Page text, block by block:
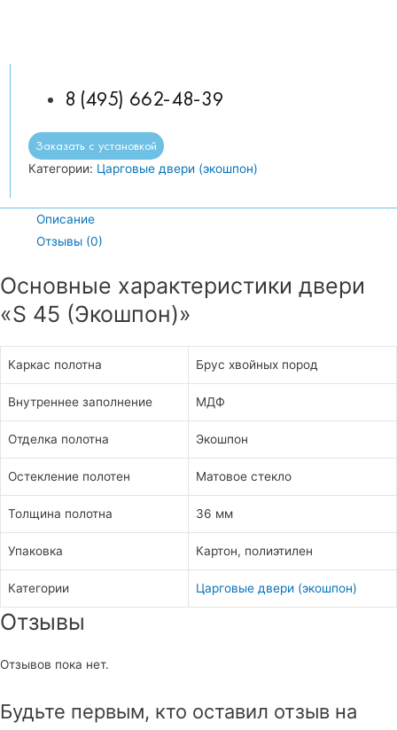
8 (495) 662-48-39
Заказать с установкой
Категории: Царговые двери (экошпон)
Описание
Отзывы (0)
Основные характеристики двери
«S 45 (Экошпон)»
Каркас полотна Брус хвойных пород
Внутреннее заполнение МДФ
Отделка полотна Экошпон
Остекление полотен Матовое стекло
Толщина полотна 36 мм
Упаковка Картон, полиэтилен
Категории Царговые двери (экошпон)
Отзывы
Отзывов пока нет.
Будьте первым, кто оставил отзыв на